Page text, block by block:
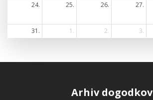
24. 25. 26. 27.
31. 1. 2. 3.
Arhiv dogodkov